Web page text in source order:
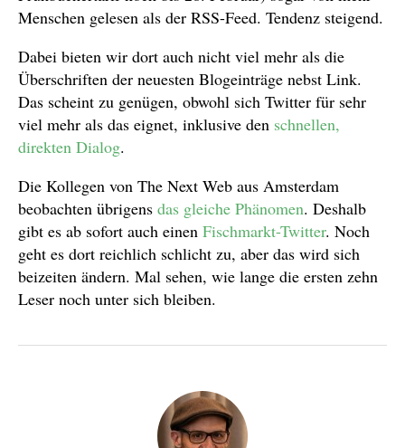
Menschen gelesen als der RSS-Feed. Tendenz steigend.
Dabei bieten wir dort auch nicht viel mehr als die
Überschriften der neuesten Blogeinträge nebst Link.
Das scheint zu genügen, obwohl sich Twitter für sehr
viel mehr als das eignet, inklusive den schnellen,
direkten Dialog.
Die Kollegen von The Next Web aus Amsterdam
beobachten übrigens das gleiche Phänomen. Deshalb
gibt es ab sofort auch einen Fischmarkt-Twitter. Noch
geht es dort reichlich schlicht zu, aber das wird sich
beizeiten ändern. Mal sehen, wie lange die ersten zehn
Leser noch unter sich bleiben.